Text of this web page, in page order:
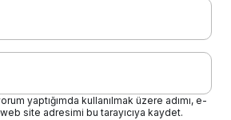
yaptığımda kullanılmak üzere adımı, e-
site adresimi bu tarayıcıya kaydet.